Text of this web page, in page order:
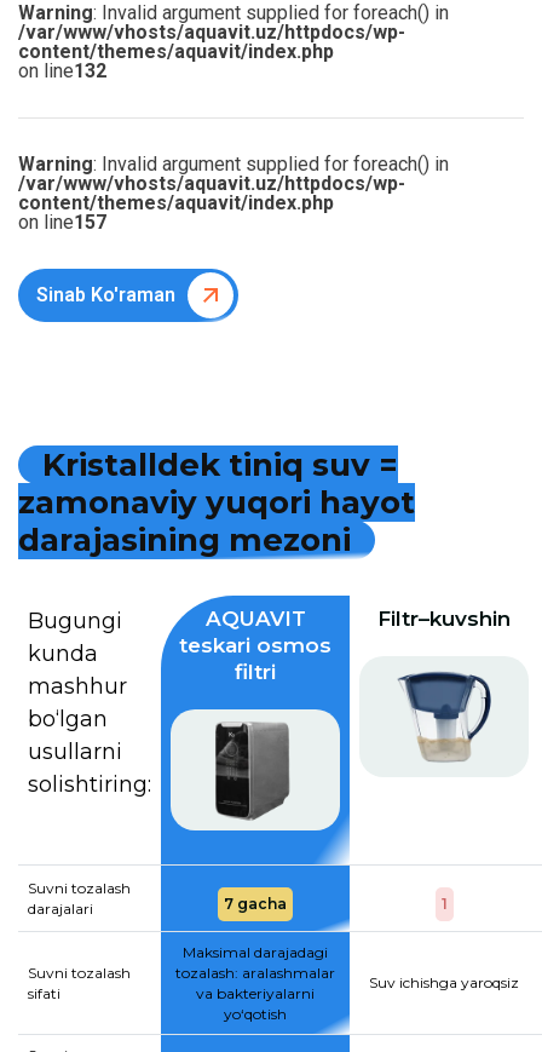
Warning: Invalid argument supplied for foreach() in
/var/www/vhosts/aquavit.uz/httpdocs/wp-
content/themes/aquavit/index.php
on line132
Warning: Invalid argument supplied for foreach() in
/var/www/vhosts/aquavit.uz/httpdocs/wp-
content/themes/aquavit/index.php
on line157
Sinab Ko'raman
Kristalldek tiniq suv =
zamonaviy yuqori hayot
darajasining mezoni
Bugungi
kunda
mashhur
bo‘lgan
usullarni
solishtiring:
AQUAVIT
teskari osmos
filtri
Filtr–kuvshin
Suvni tozalash
darajalari
7 gacha 1
Suvni tozalash
sifati
Maksimal darajadagi
tozalash: aralashmalar
va bakteriyalarni
yo‘qotish
Suv ichishga yaroqsiz